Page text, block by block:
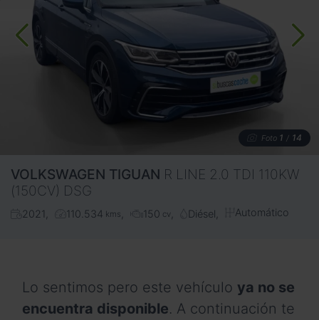
Foto 1 / 14
VOLKSWAGEN TIGUAN R LINE 2.0 TDI 110KW
(150CV) DSG
2021 110.534 kms 150 cv Diésel Automático
Lo sentimos pero este vehículo ya no se
encuentra disponible. A continuación te